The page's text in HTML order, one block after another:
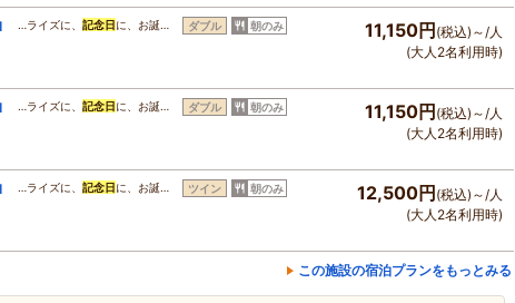
…ライズに、 記念日 に、お誕… ダブル 朝のみ 11,150円 (税込)～/人
(大人2名利用時)
…ライズに、 記念日 に、お誕… ダブル 朝のみ 11,150円 (税込)～/人
(大人2名利用時)
…ライズに、 記念日 に、お誕… ツイン 朝のみ 12,500円 (税込)～/人
(大人2名利用時)
この施設の宿泊プランをもっとみる